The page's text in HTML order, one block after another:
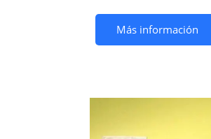
Más información